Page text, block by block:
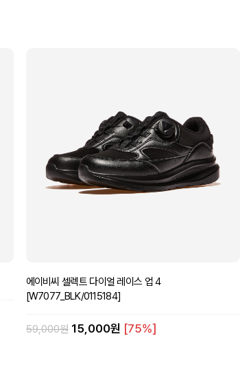
에이비씨 셀렉트 다이얼 레이스 업 4
[W7077_BLK/0115184]
59,000원 15,000원 [75%]